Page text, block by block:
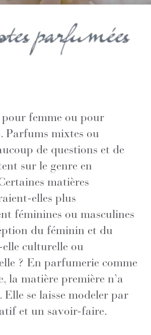
femme ou pour
Parfums mixtes ou
de questions et de
sur le genre en
matières
elles plus
féminines ou masculines
du féminin et du
culturelle ou
? En parfumerie comme
la matière première n’a
Elle se laisse modeler par
et un savoir-faire.